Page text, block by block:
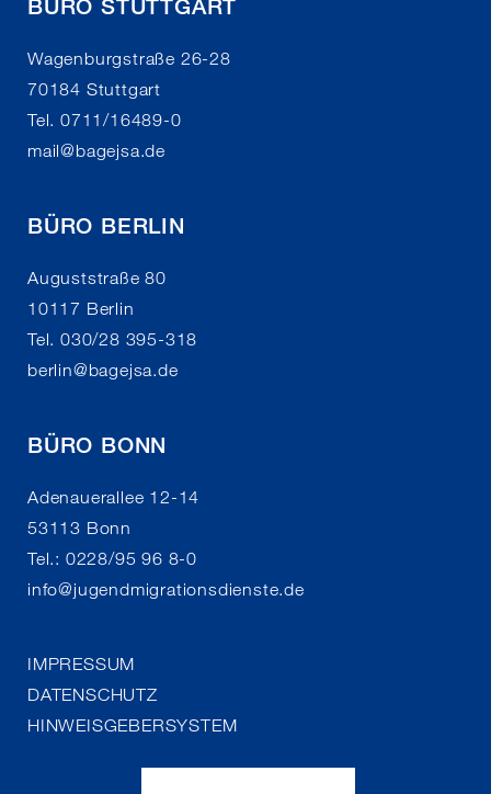
BÜRO STUTTGART
Wagenburgstraße 26-28
70184 Stuttgart
Tel. 0711/16489-0
mail@bagejsa.de
BÜRO BERLIN
Auguststraße 80
10117 Berlin
Tel. 030/28 395-318
berlin@bagejsa.de
BÜRO BONN
Adenauerallee 12-14
53113 Bonn
Tel.: 0228/95 96 8-0
info@jugendmigrationsdienste.de
IMPRESSUM
DATENSCHUTZ
HINWEISGEBERSYSTEM